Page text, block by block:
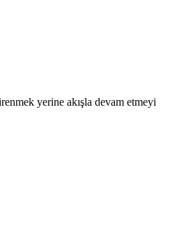
yerine akışla devam etmeyi